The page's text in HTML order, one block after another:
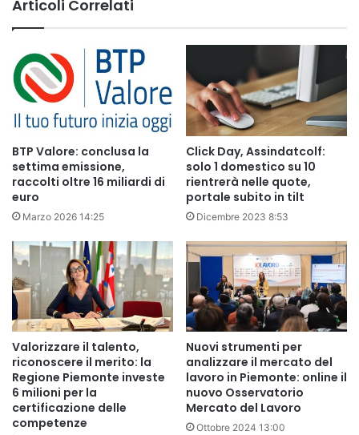
Articoli Correlati
BTP Valore: conclusa la
settima emissione,
raccolti oltre 16 miliardi di
euro
Marzo 2026 14:25
Click Day, Assindatcolf:
solo 1 domestico su 10
rientrerà nelle quote,
portale subito in tilt
Dicembre 2023 8:53
Valorizzare il talento,
riconoscere il merito: la
Regione Piemonte investe
6 milioni per la
certificazione delle
competenze
Nuovi strumenti per
analizzare il mercato del
lavoro in Piemonte: online il
nuovo Osservatorio
Mercato del Lavoro
Ottobre 2024 13:00